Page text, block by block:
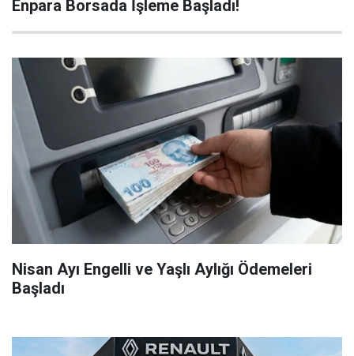
Enpara Borsada İşleme Başladı!
Nisan Ayı Engelli ve Yaşlı Aylığı Ödemeleri
Başladı